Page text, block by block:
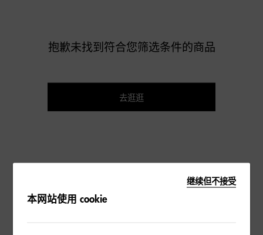
抱歉未找到符合您筛选条件的商品
去逛逛
继续但不接受
本网站使用 cookie